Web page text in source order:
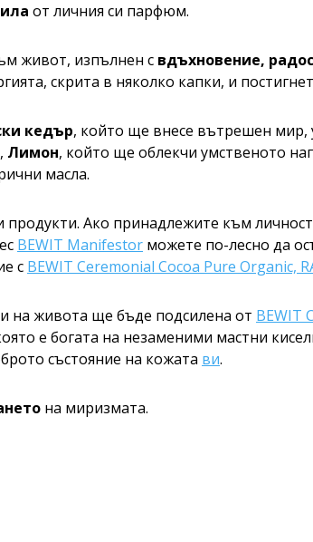
от личния си парфюм.
живот, изпълнен с вдъхновение,
скрита в няколко капки, и
кедър, който ще внесе вътрешен мир,
Лимон, който ще облекчи умственото
масла.
продукти. Ако принадлежите към
BEWIT Manifestor можете по-лесно да
с BEWIT Ceremonial Cocoa Pure Organic,
на живота ще бъде подсилена от BEWIT
е богата на незаменими мастни
състояние на кожата ви.
на миризмата.